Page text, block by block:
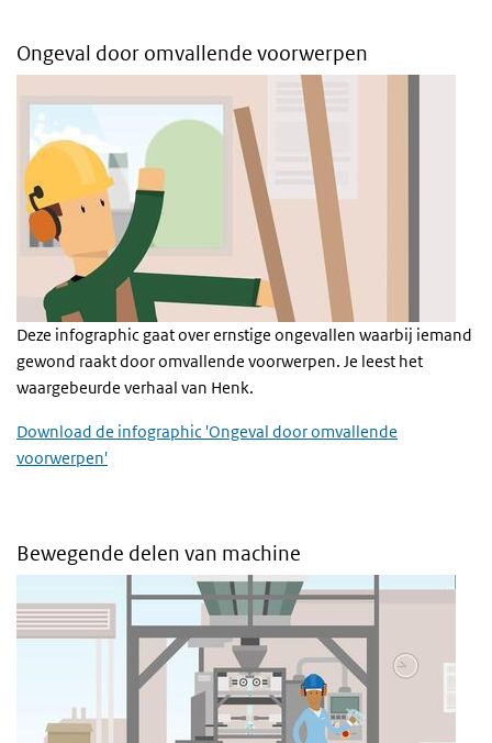
Ongeval door omvallende voorwerpen
Deze infographic gaat over ernstige ongevallen waarbij iemand
gewond raakt door omvallende voorwerpen. Je leest het
waargebeurde verhaal van Henk.
Download de infographic 'Ongeval door omvallende
voorwerpen'
Bewegende delen van machine